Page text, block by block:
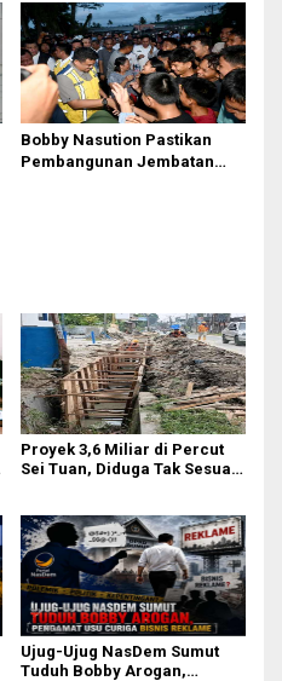
Reklame
Bobby Nasution Pastikan
Pembangunan Jembatan
Proyek 3,6 Miliar di Percut
Sei Tuan, Diduga Tak Sesuai
Tercantum di Papan
Informasi
Ujug-Ujug NasDem Sumut
Tuduh Bobby Arogan,